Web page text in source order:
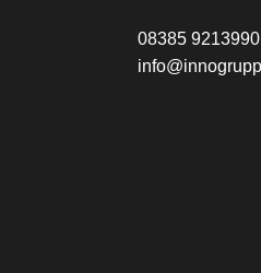
08385 9213990